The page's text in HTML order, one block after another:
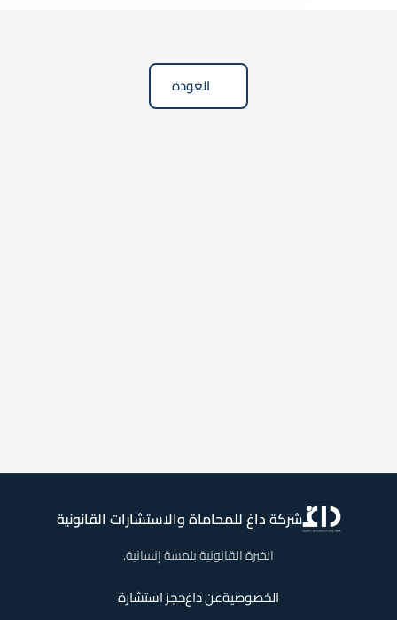
العودة
شركة داغ للمحاماة والاستشارات القانونية
الخبرة القانونية بلمسة إنسانية.
الخصوصيةعن داغحجز استشارة